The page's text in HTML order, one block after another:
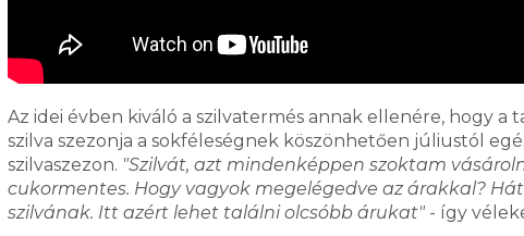
Az idei évben kiváló a szilvatermés annak ellenére, hogy
szilva szezonja a sokféleségnek köszönhetően júliustól
szilvaszezon. "Szilvát, azt mindenképpen szoktam
cukormentes. Hogy vagyok megelégedve az árakkal?
szilvának. Itt azért lehet találni olcsóbb árukat"- így